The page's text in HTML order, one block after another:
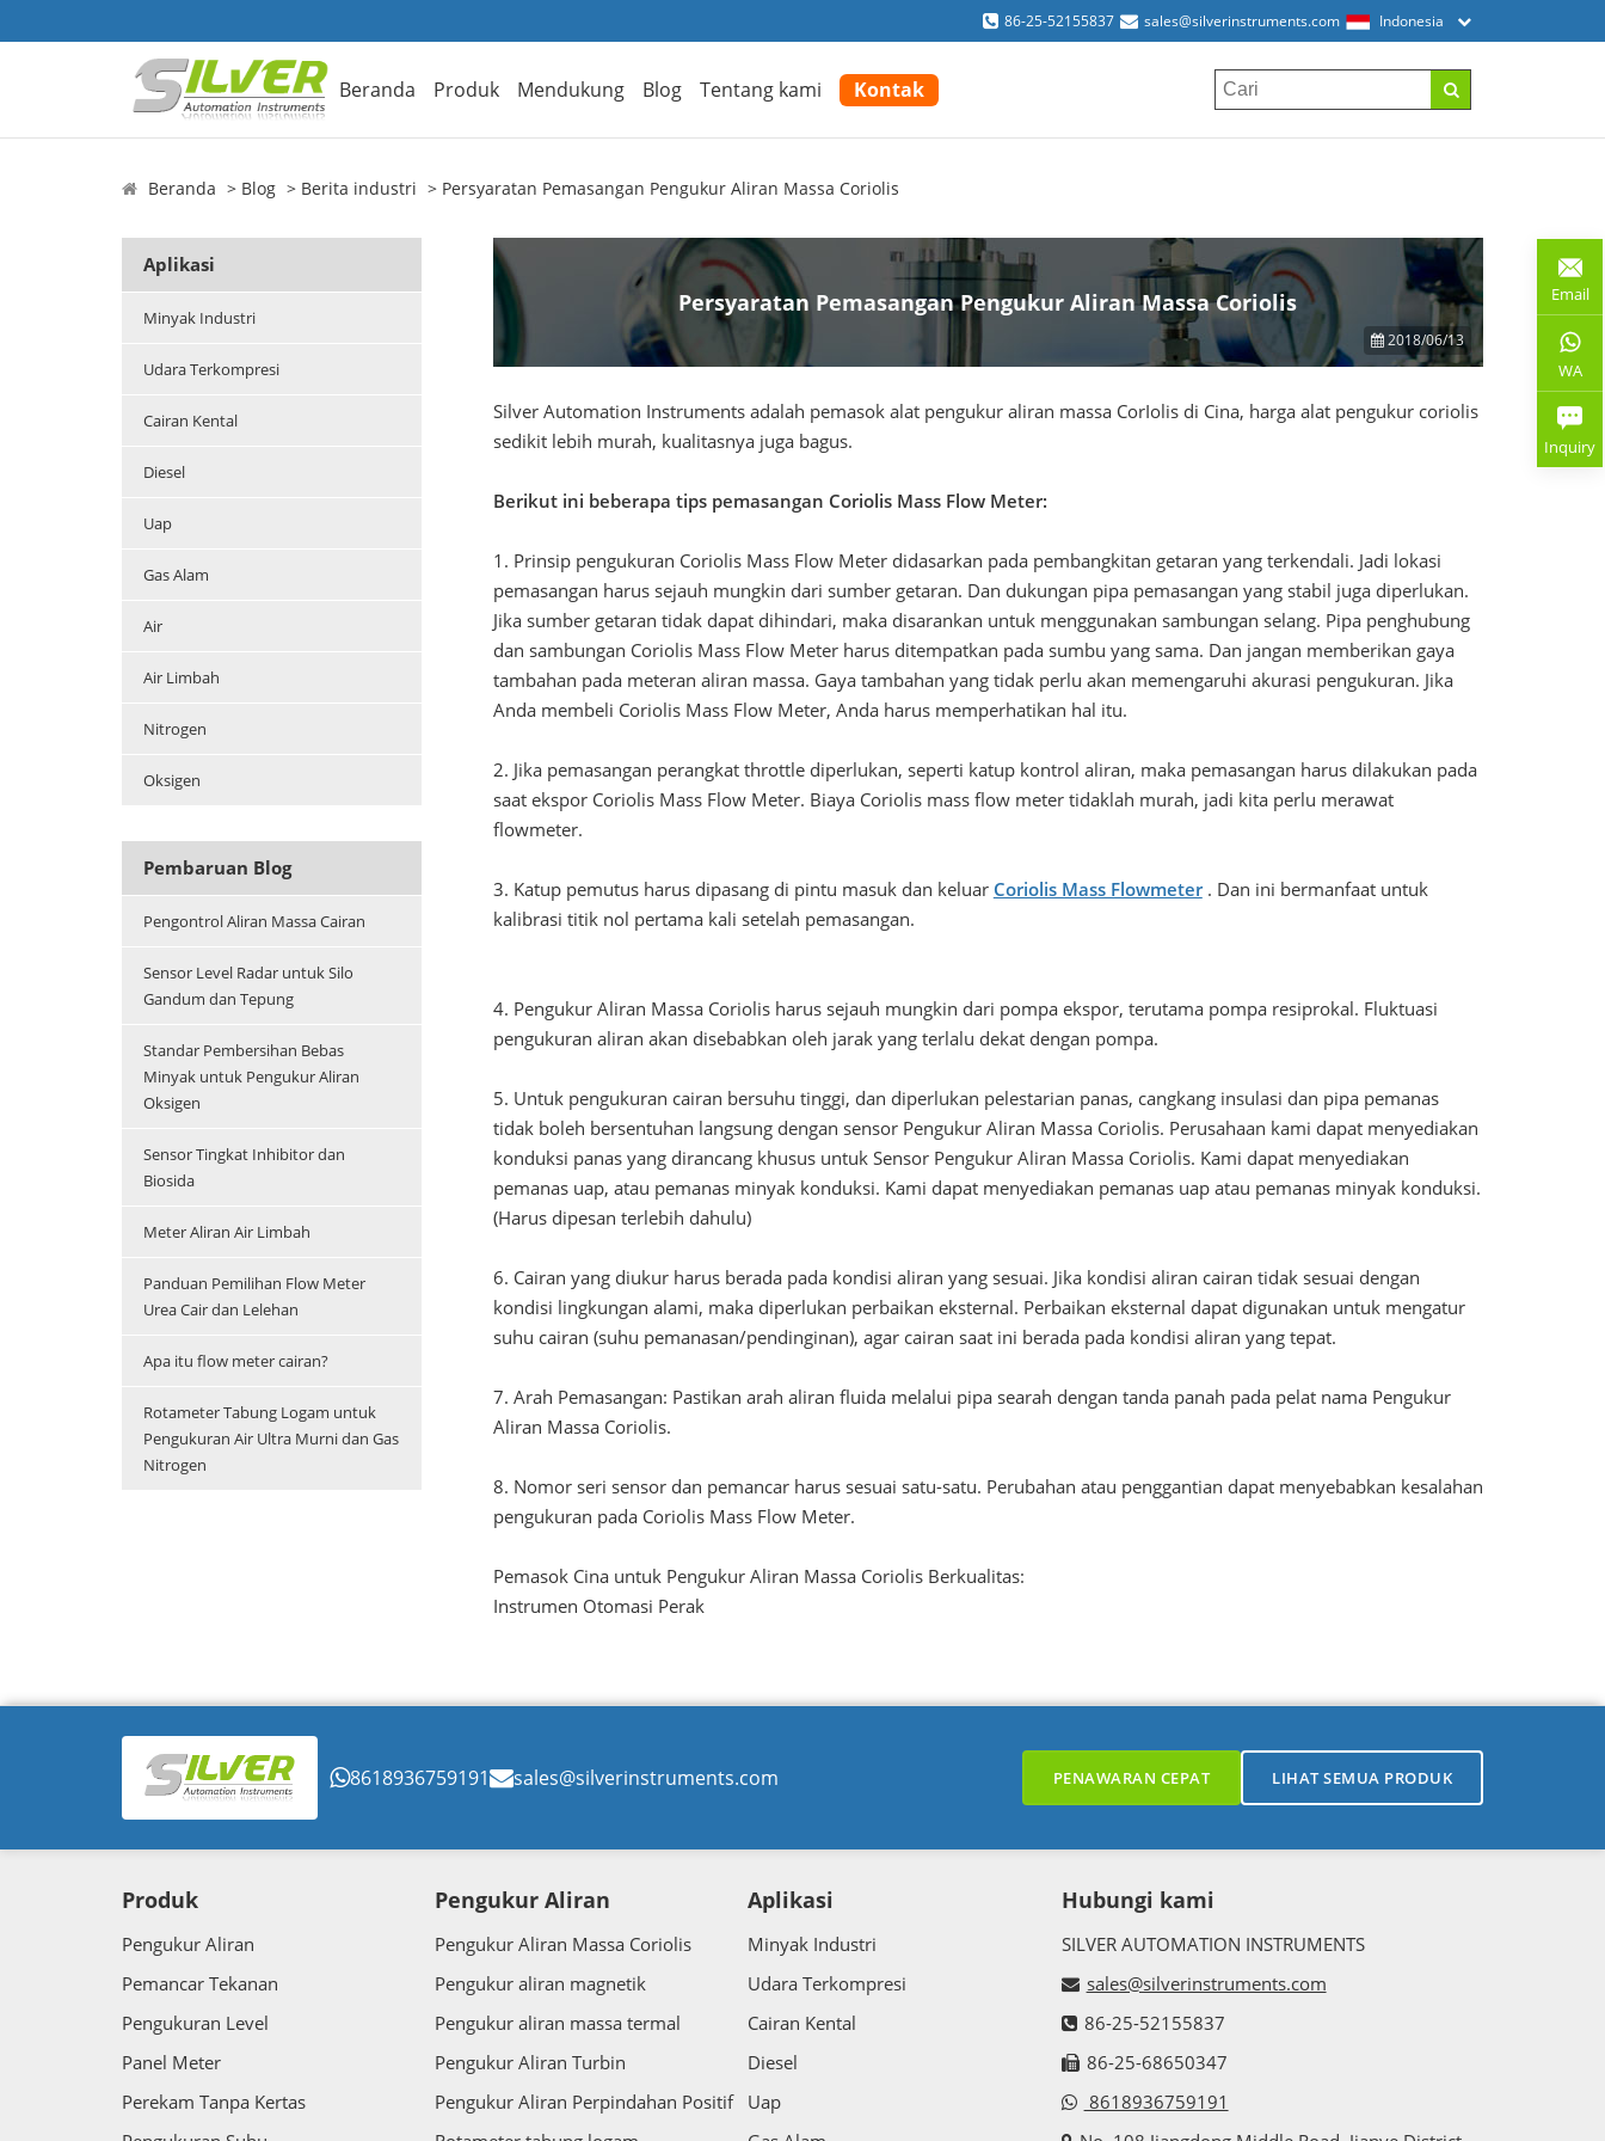
86-25-52155837 sales@silverinstruments.com Indonesia
Beranda Produk Mendukung Blog Tentang kami Kontak
Beranda Blog Berita industri Persyaratan Pemasangan Pengukur Aliran Massa Coriolis
Aplikasi
Minyak Industri
Udara Terkompresi
Cairan Kental
Diesel
Uap
Gas Alam
Air
Air Limbah
Nitrogen
Oksigen
Pembaruan Blog
Pengontrol Aliran Massa Cairan
Sensor Level Radar untuk Silo
Gandum dan Tepung
Standar Pembersihan Bebas
Minyak untuk Pengukur Aliran
Oksigen
Sensor Tingkat Inhibitor dan
Biosida
Meter Aliran Air Limbah
Panduan Pemilihan Flow Meter
Urea Cair dan Lelehan
Apa itu flow meter cairan?
Rotameter Tabung Logam untuk
Pengukuran Air Ultra Murni dan Gas
Nitrogen
Persyaratan Pemasangan Pengukur Aliran Massa Coriolis
2018/06/13
Silver Automation Instruments adalah pemasok alat pengukur aliran massa CorIolis di Cina, harga alat pengukur coriolis
sedikit lebih murah, kualitasnya juga bagus.
Berikut ini beberapa tips pemasangan Coriolis Mass Flow Meter:
1. Prinsip pengukuran Coriolis Mass Flow Meter didasarkan pada pembangkitan getaran yang terkendali. Jadi lokasi
pemasangan harus sejauh mungkin dari sumber getaran. Dan dukungan pipa pemasangan yang stabil juga diperlukan.
Jika sumber getaran tidak dapat dihindari, maka disarankan untuk menggunakan sambungan selang. Pipa penghubung
dan sambungan Coriolis Mass Flow Meter harus ditempatkan pada sumbu yang sama. Dan jangan memberikan gaya
tambahan pada meteran aliran massa. Gaya tambahan yang tidak perlu akan memengaruhi akurasi pengukuran. Jika
Anda membeli Coriolis Mass Flow Meter, Anda harus memperhatikan hal itu.
2. Jika pemasangan perangkat throttle diperlukan, seperti katup kontrol aliran, maka pemasangan harus dilakukan pada
saat ekspor Coriolis Mass Flow Meter. Biaya Coriolis mass flow meter tidaklah murah, jadi kita perlu merawat
flowmeter.
3. Katup pemutus harus dipasang di pintu masuk dan keluar Coriolis Mass Flowmeter. Dan ini bermanfaat untuk
kalibrasi titik nol pertama kali setelah pemasangan.
4. Pengukur Aliran Massa Coriolis harus sejauh mungkin dari pompa ekspor, terutama pompa resiprokal. Fluktuasi
pengukuran aliran akan disebabkan oleh jarak yang terlalu dekat dengan pompa.
5. Untuk pengukuran cairan bersuhu tinggi, dan diperlukan pelestarian panas, cangkang insulasi dan pipa pemanas
tidak boleh bersentuhan langsung dengan sensor Pengukur Aliran Massa Coriolis. Perusahaan kami dapat menyediakan
konduksi panas yang dirancang khusus untuk Sensor Pengukur Aliran Massa Coriolis. Kami dapat menyediakan
pemanas uap, atau pemanas minyak konduksi. Kami dapat menyediakan pemanas uap atau pemanas minyak konduksi.
(Harus dipesan terlebih dahulu)
6. Cairan yang diukur harus berada pada kondisi aliran yang sesuai. Jika kondisi aliran cairan tidak sesuai dengan
kondisi lingkungan alami, maka diperlukan perbaikan eksternal. Perbaikan eksternal dapat digunakan untuk mengatur
suhu cairan (suhu pemanasan/pendinginan), agar cairan saat ini berada pada kondisi aliran yang tepat.
7. Arah Pemasangan: Pastikan arah aliran fluida melalui pipa searah dengan tanda panah pada pelat nama Pengukur
Aliran Massa Coriolis.
8. Nomor seri sensor dan pemancar harus sesuai satu-satu. Perubahan atau penggantian dapat menyebabkan kesalahan
pengukuran pada Coriolis Mass Flow Meter.
Pemasok Cina untuk Pengukur Aliran Massa Coriolis Berkualitas:
Instrumen Otomasi Perak
8618936759191 sales@silverinstruments.com PENAWARAN CEPAT LIHAT SEMUA PRODUK
Produk
Pengukur Aliran
Pemancar Tekanan
Pengukuran Level
Panel Meter
Perekam Tanpa Kertas
Pengukur Aliran
Pengukur Aliran Massa Coriolis
Pengukur aliran magnetik
Pengukur aliran massa termal
Pengukur Aliran Turbin
Pengukur Aliran Perpindahan Positif
Aplikasi
Minyak Industri
Udara Terkompresi
Cairan Kental
Diesel
Uap
Hubungi kami
SILVER AUTOMATION INSTRUMENTS
sales@silverinstruments.com
86-25-52155837
86-25-68650347
8618936759191
Email
WA
Inquiry